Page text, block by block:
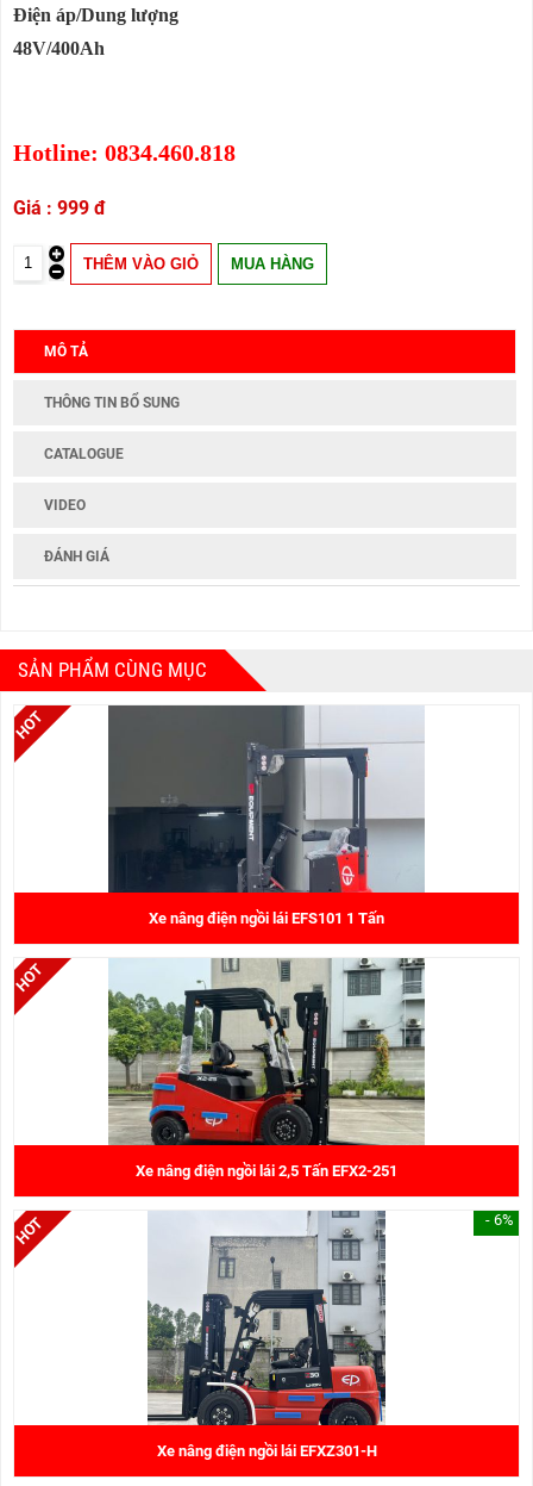
Điện áp/Dung lượng
48V/400Ah
Hotline: 0834.460.818
999 đ
MÔ TẢ
THÔNG TIN BỔ SUNG
CATALOGUE
VIDEO
ĐÁNH GIÁ
SẢN PHẨM CÙNG MỤC
Xe nâng điện ngồi lái EFS101 1 Tấn
Xe nâng điện ngồi lái 2,5 Tấn EFX2-251
- 6%
Xe nâng điện ngồi lái EFXZ301-H
350.000.000 đ